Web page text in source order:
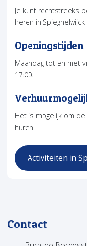
Je kunt rechtstreeks
heren in
Openingstijden
Maandag tot en met
17:00.
Het is mogelijk om
huren.
Activiteiten in
Contact